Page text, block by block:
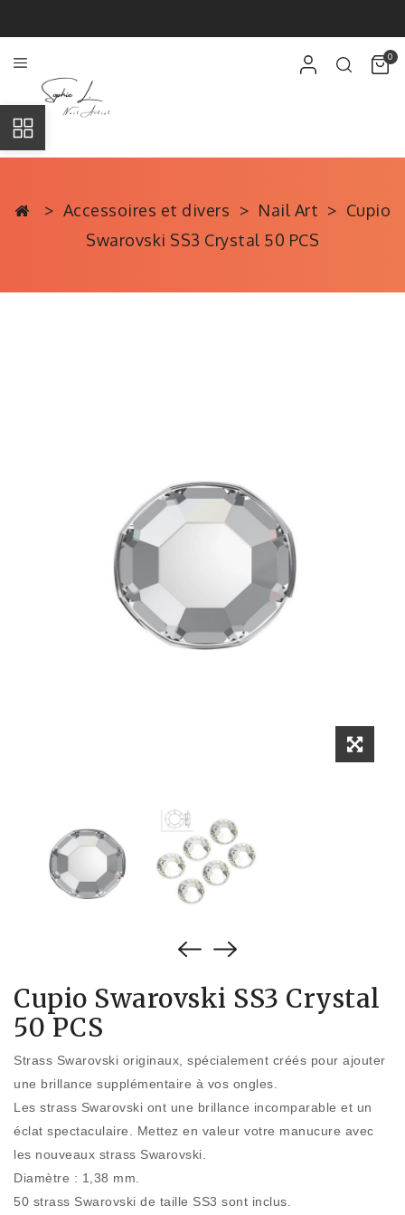
0
Accessoires et divers Nail Art
Cupio
Swarovski SS3 Crystal 50 PCS
Cupio Swarovski SS3 Crystal
50 PCS
Strass Swarovski originaux, spécialement créés pour ajouter
une brillance supplémentaire à vos ongles.
Les strass Swarovski ont une brillance incomparable et un
éclat spectaculaire. Mettez en valeur votre manucure avec
les nouveaux strass Swarovski.
Diamètre : 1,38 mm.
50 strass Swarovski de taille SS3 sont inclus.